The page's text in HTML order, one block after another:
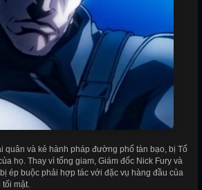
quân và kẻ hành pháp đường phố tàn bạo, bị Tổ
họ. Thay vì tống giam, Giám đốc Nick Fury và
ép buộc phải hợp tác với đặc vụ hàng đầu của
tối mật.